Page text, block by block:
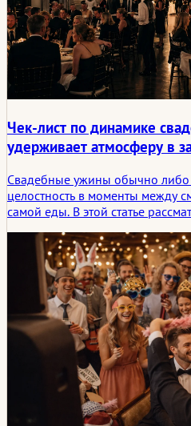
Чек-лист по динамике
удерживает атмосферу в
Свадебные ужины обычно либо
целостность в моменты между
самой еды. В этой статье
промежуточные условия,
связь в зале.